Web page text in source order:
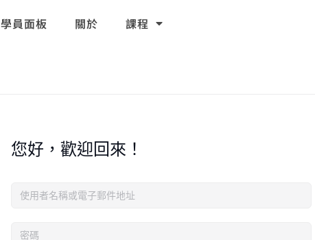
學員面板 關於 課程
您好，歡迎回來！